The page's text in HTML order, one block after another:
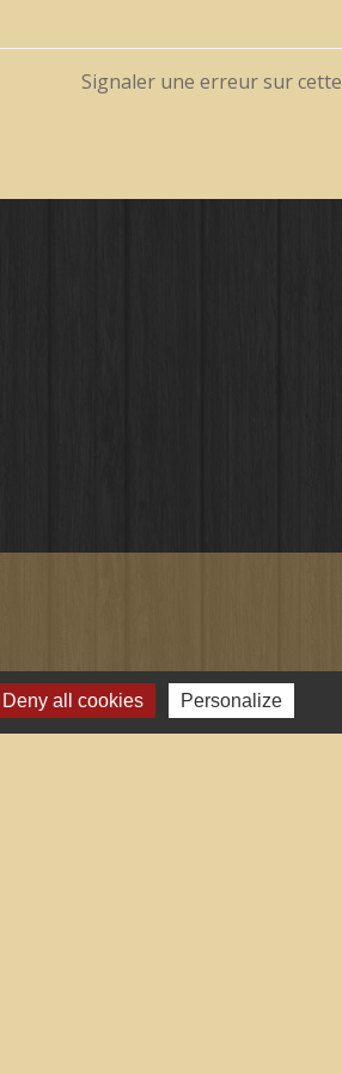
Signaler une erreur sur
Deny all cookies Personalize